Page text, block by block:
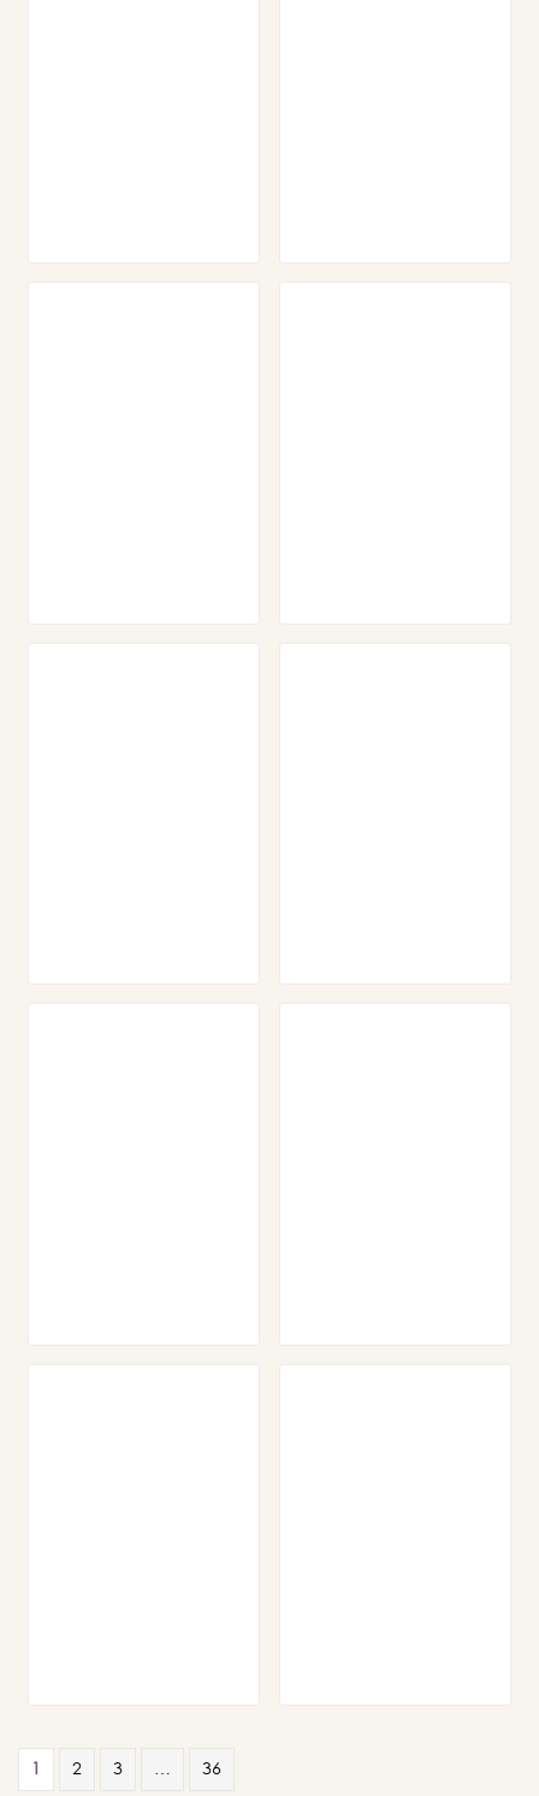
2 3 … 36